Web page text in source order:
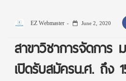
EZ Webmaster June 2, 2020
สาขาวิชาการจัดการ
เปิดรับสมัครน.ศ. ถึง